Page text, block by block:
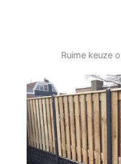
Ruime keuze